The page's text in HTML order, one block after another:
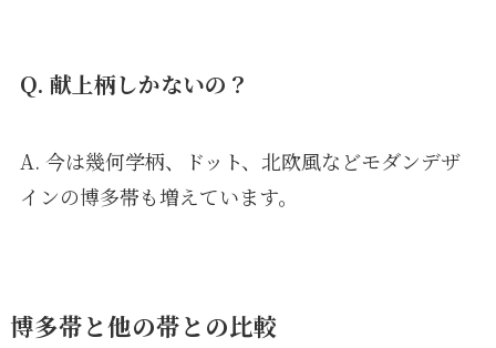
Q. 献上柄しかないの？
A. 今は幾何学柄、ドット、北欧風などモダンデザ
インの博多帯も増えています。
博多帯と他の帯との比較